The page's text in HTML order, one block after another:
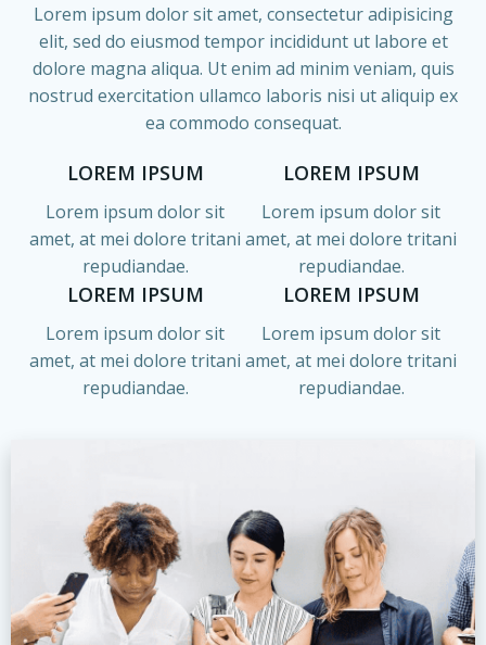
Lorem ipsum dolor sit amet, consectetur adipisicing
elit, sed do eiusmod tempor incididunt ut labore et
dolore magna aliqua. Ut enim ad minim veniam, quis
nostrud exercitation ullamco laboris nisi ut aliquip ex
ea commodo consequat.
LOREM IPSUM
Lorem ipsum dolor sit
amet, at mei dolore tritani
repudiandae.
LOREM IPSUM
Lorem ipsum dolor sit
amet, at mei dolore tritani
repudiandae.
LOREM IPSUM
Lorem ipsum dolor sit
amet, at mei dolore tritani
repudiandae.
LOREM IPSUM
Lorem ipsum dolor sit
amet, at mei dolore tritani
repudiandae.